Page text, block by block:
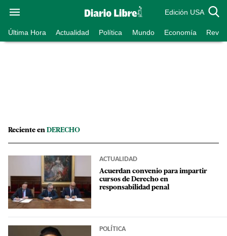
Edición USA
Última Hora Actualidad Política Mundo Economía
Reciente en DERECHO
ACTUALIDAD
Acuerdan convenio para impartir
cursos de Derecho en
responsabilidad penal
POLÍTICA